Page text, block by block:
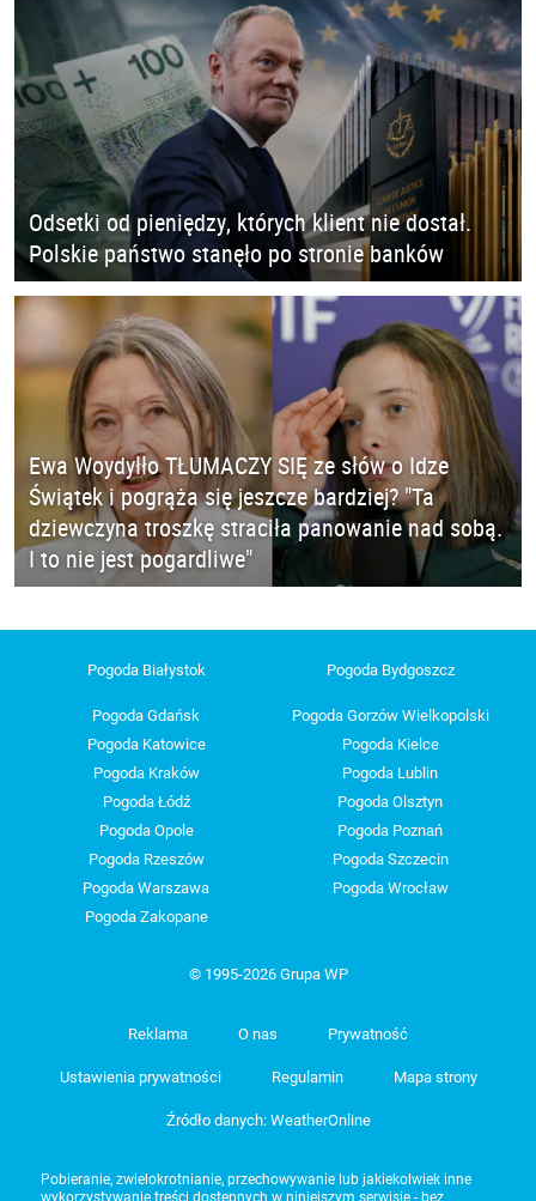
Odsetki od pieniędzy, których klient nie dostał.
Polskie państwo stanęło po stronie banków
Ewa Woydyłło TŁUMACZY SIĘ ze słów o Idze
Świątek i pogrąża się jeszcze bardziej? "Ta
dziewczyna troszkę straciła panowanie nad sobą.
I to nie jest pogardliwe"
Pogoda Białystok Pogoda Bydgoszcz
Pogoda Gdańsk
Pogoda Gorzów Wielkopolski
Pogoda Katowice
Pogoda Kielce
Pogoda Kraków
Pogoda Lublin
Pogoda Łódź
Pogoda Olsztyn
Pogoda Opole
Pogoda Poznań
Pogoda Rzeszów
Pogoda Szczecin
Pogoda Warszawa
Pogoda Wrocław
Pogoda Zakopane
© 1995-2026 Grupa WP
Reklama O nas Prywatność
Ustawienia prywatności Regulamin Mapa strony
Źródło danych: WeatherOnline
Pobieranie, zwielokrotnianie, przechowywanie lub jakiekolwiek inne
wykorzystywanie treści dostępnych w niniejszym serwisie - bez